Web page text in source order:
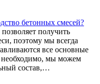
бетонных смесей?
получить
поэтому мы всегда
все основные
необходимо, мы можем
состав,…